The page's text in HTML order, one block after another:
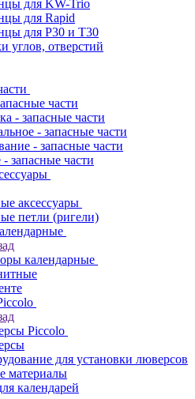
для KW-Trio
для Rapid
для Р30 и Т30
углов, отверстий
части
- запасные части
- запасные части
- запасные части
запасные части
аксессуары
петли (ригели)
календарные
Piccolo
для установки люверсов
материалы
календарей